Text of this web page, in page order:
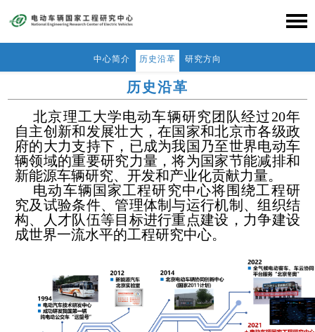
中心简介 历史沿革 研究方向
历史沿革
北京理工大学电动车辆研究团队经过20年
自主创新和发展壮大，在国家和北京市各级政
府的大力支持下，已成为我国乃至世界电动车
辆领域的重要研究力量，将为国家节能减排和
新能源车辆研究、开发和产业化贡献力量。
电动车辆国家工程研究中心将围绕工程研
究及试验条件、管理体制与运行机制、组织结
构、人才队伍等目标进行重点建设，力争建设
成世界一流水平的工程研究中心。